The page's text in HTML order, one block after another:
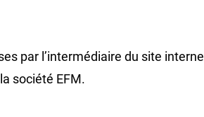
par l’intermédiaire du site
société EFM.